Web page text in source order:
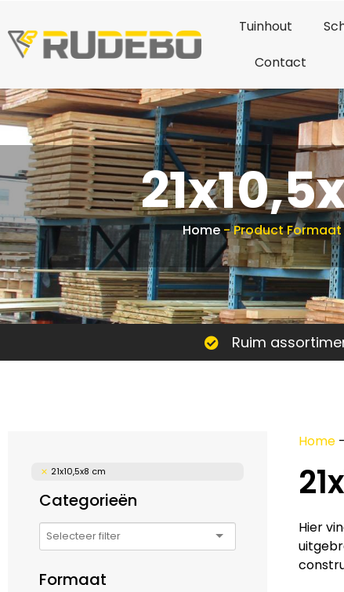
Tuinhout
Contact
Home-Product Formaat
Ruim
21x10,5x8 cm
Categorieën
Formaat
Home -
Hier